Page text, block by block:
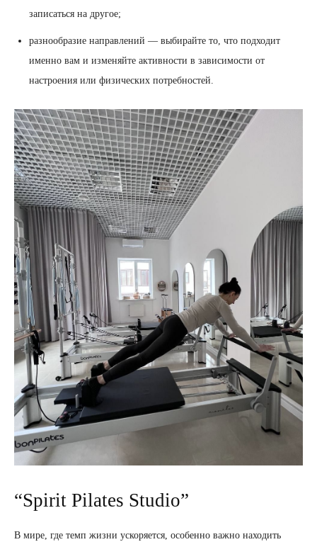
записаться на другое;
разнообразие направлений — выбирайте то, что подходит
именно вам и изменяйте активности в зависимости от
настроения или физических потребностей.
“Spirit Pilates Studio”
В мире, где темп жизни ускоряется, особенно важно находить